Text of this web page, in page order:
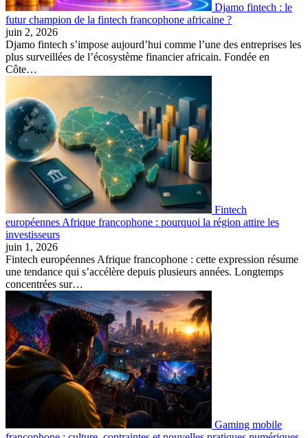
Djamo fintech : le
futur champion de la fintech francophone africaine ?
juin 2, 2026
Djamo fintech s’impose aujourd’hui comme l’une des entreprises les
plus surveillées de l’écosystème financier africain. Fondée en
Côte…
Fintech
européennes Afrique francophone : pourquoi la région attire les
investisseurs
juin 1, 2026
Fintech européennes Afrique francophone : cette expression résume
une tendance qui s’accélère depuis plusieurs années. Longtemps
concentrées sur…
Gaming mobile